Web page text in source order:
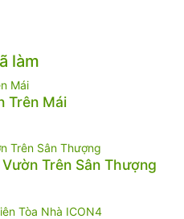
làm
Trên Mái
Trên Sân Thượng